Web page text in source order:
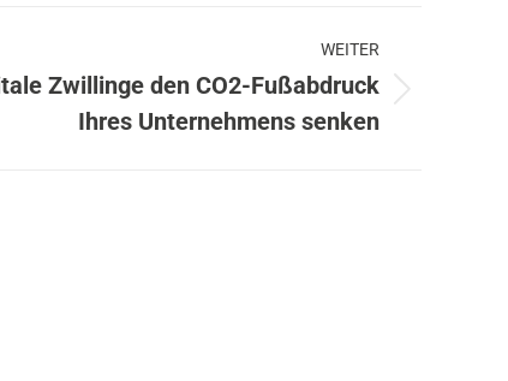
WEITER
Zwillinge den CO2-Fußabdruck
Ihres Unternehmens senken